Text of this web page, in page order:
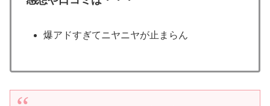
爆アドすぎてニヤニヤが止まらん